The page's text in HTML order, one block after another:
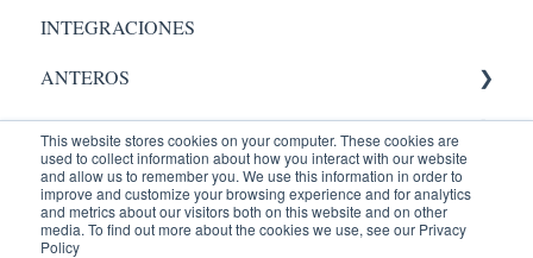
This website stores cookies on your computer. These cookies are
used to collect information about how you interact with our website
and allow us to remember you. We use this information in order to
improve and customize your browsing experience and for analytics
and metrics about our visitors both on this website and on other
media. To find out more about the cookies we use, see our Privacy
Policy
Visor Alma
INTEGRACIONES
ANTEROS
Administrador
AIC
Validación.
Administrador
RADIOLOGY
Equipos Médicos
Entrenamientos